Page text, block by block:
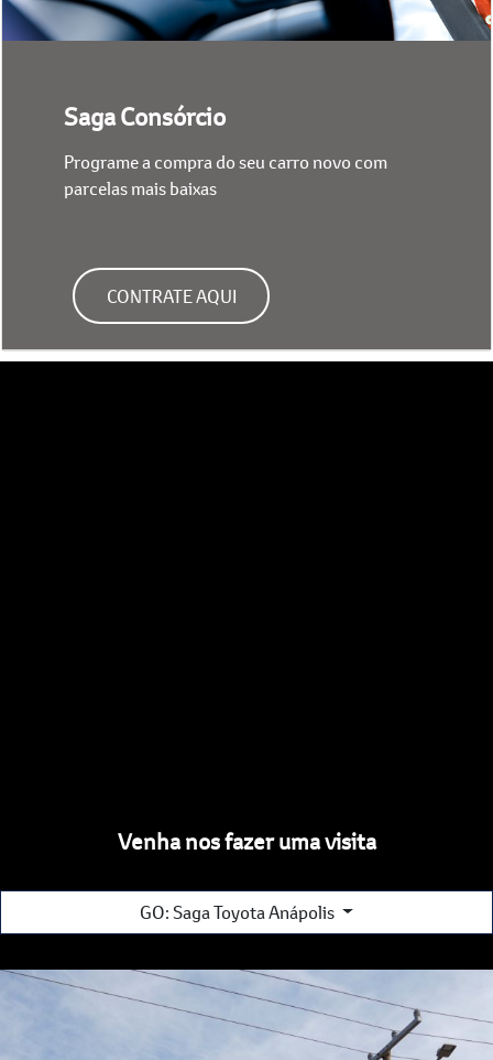
Saga Consórcio
Programe a compra do seu carro novo com
parcelas mais baixas
CONTRATE AQUI
Venha nos fazer uma visita
GO: Saga Toyota Anápolis